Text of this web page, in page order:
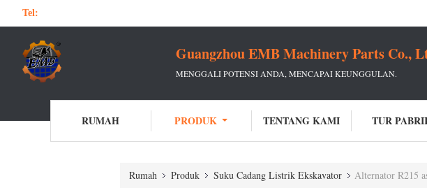
Tel:
Guangzhou EMB Machinery Parts Co.,
MENGGALI POTENSI ANDA, MENCAPAI KEUNGGULAN.
RUMAH PRODUK TENTANG KAMI TUR
Rumah Produk Suku Cadang Listrik Ekskavator Alternator R215